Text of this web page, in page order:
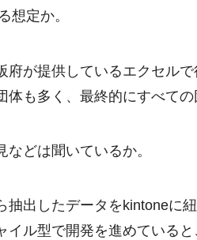
想定か。
が提供しているエクセル
も多く、最終的にすべて
どは聞いているか。
出したデータをkintoneに
ル型で開発を進めていると